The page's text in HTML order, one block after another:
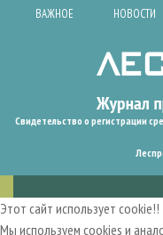
ВАЖНОЕ НОВОСТИ
Свидетельство о регистрации
Этот сайт использует cookie!!
Мы используем cookies и